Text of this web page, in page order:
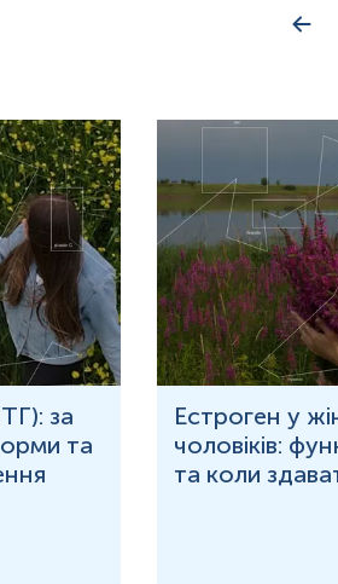
за
та
Естроген у
чоловіків:
та коли